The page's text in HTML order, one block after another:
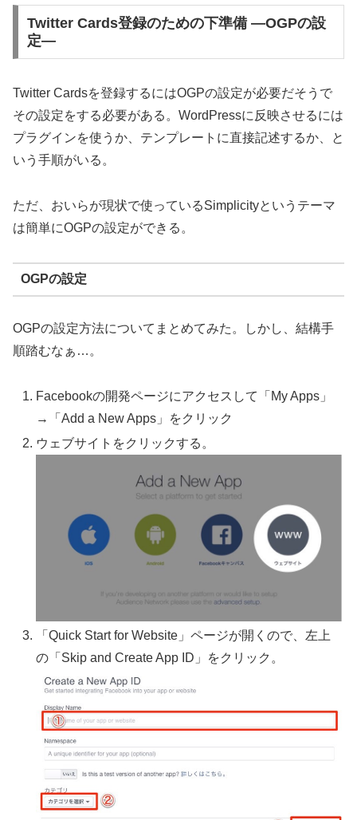
Twitter Cards登録のための下準備 —OGPの設
定—
Twitter Cardsを登録するにはOGPの設定が必要だそうで
その設定をする必要がある。WordPressに反映させるには
プラグインを使うか、テンプレートに直接記述するか、と
いう手順がいる。
ただ、おいらが現状で使っているSimplicityというテーマ
は簡単にOGPの設定ができる。
OGPの設定
OGPの設定方法についてまとめてみた。しかし、結構手
順踏むなぁ…。
Facebookの開発ページにアクセスして「My Apps」
→「Add a New Apps」をクリック
ウェブサイトをクリックする。
「Quick Start for Website」ページが開くので、左上
の「Skip and Create App ID」をクリック。